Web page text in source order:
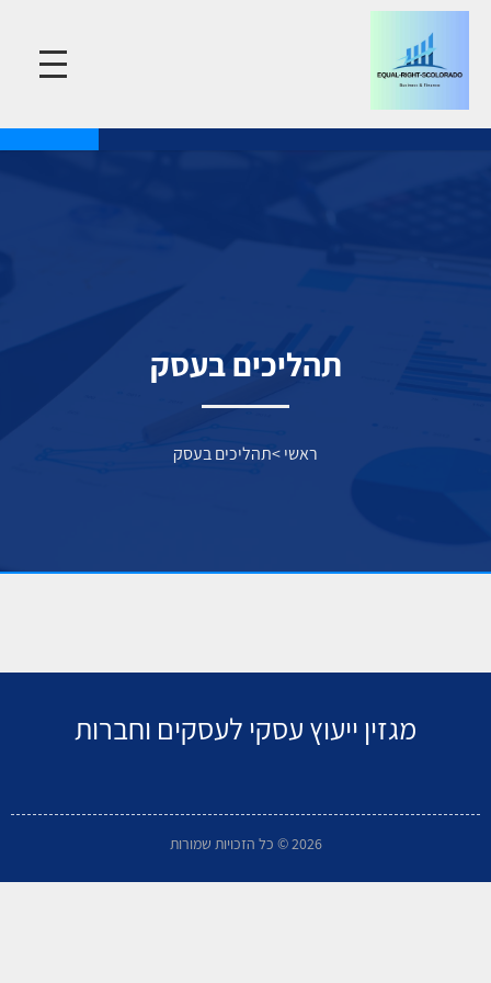
תהליכים בעסק
ראשי>תהליכים בעסק
מגזין ייעוץ עסקי לעסקים וחברות
2026 © כל הזכויות שמורות